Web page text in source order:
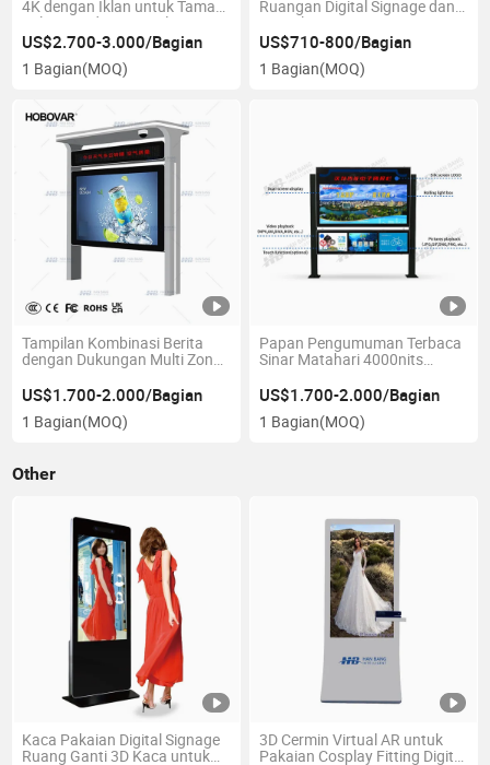
4K dengan Iklan untuk Taman
Jalan Bandara Digital Signage
US$2.700-3.000/Bagian
1 Bagian(MOQ)
Ruangan Digital Signage dan
Tampilan WiFi 65 Inci
US$710-800/Bagian
1 Bagian(MOQ)
Tampilan Kombinasi Berita
dengan Dukungan Multi Zona
Digital
US$1.700-2.000/Bagian
1 Bagian(MOQ)
Papan Pengumuman Terbaca
Sinar Matahari 4000nits
Tanda Digital
US$1.700-2.000/Bagian
1 Bagian(MOQ)
Other
Kaca Pakaian Digital Signage
Ruang Ganti 3D Kaca untuk
3D Cermin Virtual AR untuk
Pakaian Cosplay Fitting Digital